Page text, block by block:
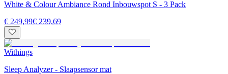
White & Colour Ambiance Rond Inbouwspot S - 3 Pack
€ 249,99€ 239,69
Withings
Sleep Analyzer - Slaapsensor mat